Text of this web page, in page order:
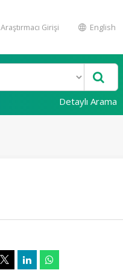
Araştırmacı Girişi English
Detaylı Arama